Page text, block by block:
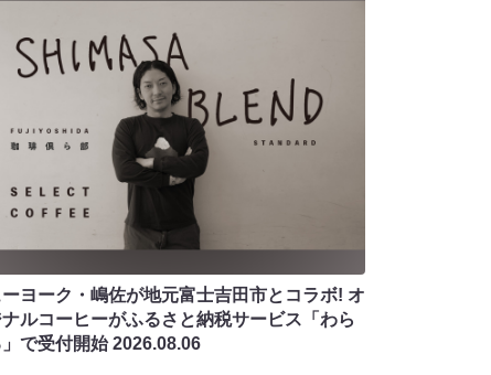
ヨーク・嶋佐が地元富士吉田市とコラボ! オ
ナルコーヒーがふるさと納税サービス「わら
で受付開始2026.08.06